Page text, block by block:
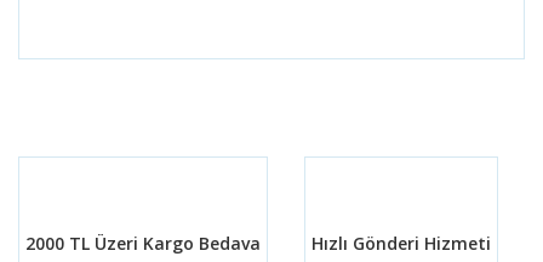
Yorum Yaz
Ürün bilgilerinde hatalar bulunuyor.
2000 TL Üzeri Kargo Bedava Hızlı Gönderi Hizmeti